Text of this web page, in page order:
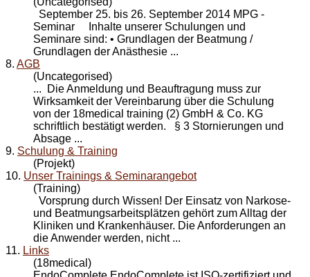
September 25. bis 26. September 2014 MPG -
Seminar Inhalte unserer Schulungen und
Seminare sind: • Grundlagen der Beatmung /
Grundlagen der Anästhesie ...
8. AGB
(Uncategorised)
... Die Anmeldung und Beauftragung muss zur
Wirksamkeit der Vereinbarung über die Schulung
von der 18medical training (2) GmbH & Co. KG
schriftlich bestätigt werden. § 3 Stornierungen und
Absage ...
9. Schulung & Training
(Projekt)
10. Unser Trainings & Seminarangebot
(Training)
Vorsprung durch Wissen! Der Einsatz von Narkose-
und Beatmungsarbeitsplätzen gehört zum Alltag der
Kliniken und Krankenhäuser. Die Anforderungen an
die Anwender werden, nicht ...
11. Links
(18medical)